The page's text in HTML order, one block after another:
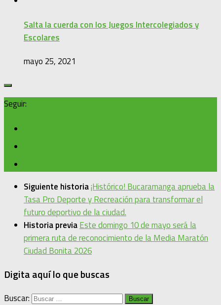
Salta la cuerda con los Juegos Intercolegiados y
Escolares
mayo 25, 2021
Seguir:
Siguiente historia¡Histórico! Bucaramanga aprueba la
Tasa Pro Deporte y Recreación para transformar el
futuro deportivo de la ciudad.
Historia previaEste domingo 10 de mayo será la
primera ruta de reconocimiento de la Media Maratón
Ciudad Bonita 2026
Digita aquí lo que buscas
Buscar: